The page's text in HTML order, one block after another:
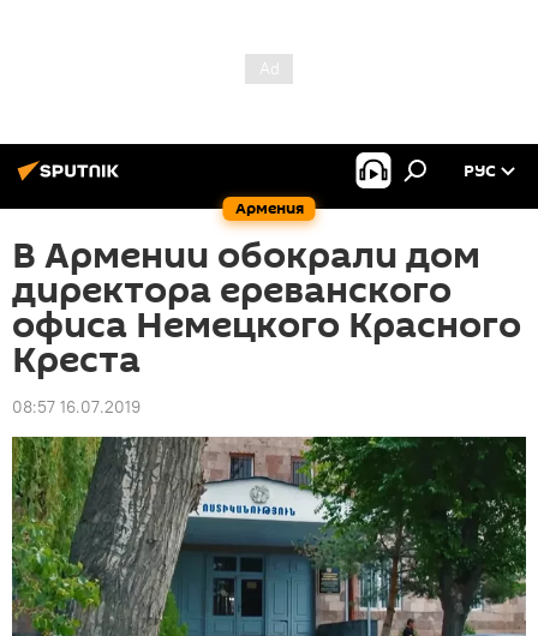
Армения
РУС
В Армении обокрали дом
директора ереванского
офиса Немецкого Красного
Креста
08:57 16.07.2019